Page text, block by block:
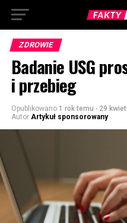
ZDROWIE
Badanie USG
i przebieg
Opublikowano 1 rok temu - 29
Autor Artykuł sponsorowany